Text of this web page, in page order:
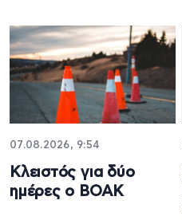
07.08.2026, 9:54
Κλειστός για δύο
ημέρες ο ΒΟΑΚ